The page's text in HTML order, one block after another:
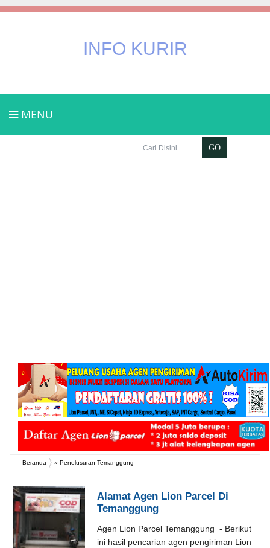
INFO KURIR
MENU
Beranda » Penelusuran Temanggung
Alamat Agen Lion Parcel Di
Temanggung
Agen Lion Parcel Temanggung - Berikut
ini hasil pencarian agen pengiriman Lion